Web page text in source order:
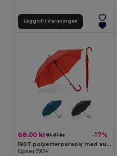
Lägg till i Varukorgen
68.00 kr81.81 kr -17%
190T polyesterparaply med automatisk öppning
Egotier 99134